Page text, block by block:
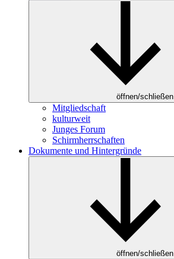
öffnen/schließen
Mitgliedschaft
kulturweit
Junges Forum
Schirmherrschaften
Dokumente und Hintergründe
öffnen/schließen